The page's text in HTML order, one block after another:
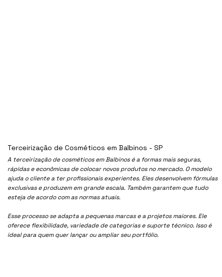
A terceirização de cosméticos em Balbinos é a formas mais seguras,
rápidas e econômicas de colocar novos produtos no mercado. O modelo
ajuda o cliente a ter profissionais experientes. Eles desenvolvem fórmulas
exclusivas e produzem em grande escala. Também garantem que tudo
esteja de acordo com as normas atuais.
Esse processo se adapta a pequenas marcas e a projetos maiores. Ele
oferece flexibilidade, variedade de categorias e suporte técnico. Isso é
ideal para quem quer lançar ou ampliar seu portfólio.
Terceirização de Cosméticos em Balbinos - SP